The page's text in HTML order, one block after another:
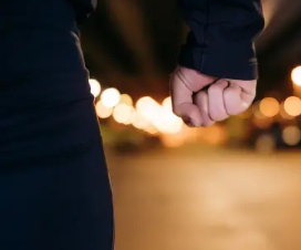
Alle wet- en regelgeving voor